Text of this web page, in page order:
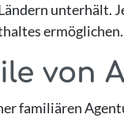
unterhält.
ermöglichen.
von
familiären